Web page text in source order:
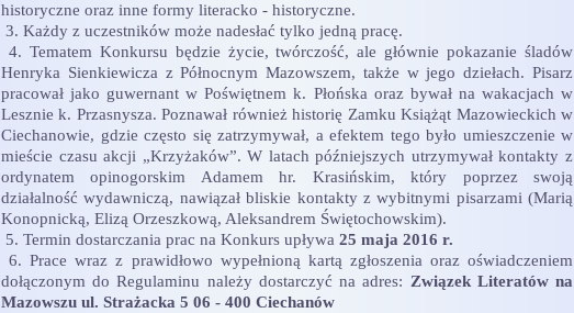
historyczne oraz inne formy literacko - historyczne.
3. Każdy z uczestników może nadesłać tylko jedną pracę.
4. Tematem Konkursu będzie życie, twórczość, ale głównie pokazanie śladów
Henryka Sienkiewicza z Północnym Mazowszem, także w jego dziełach. Pisarz
pracował jako guwernant w Poświętnem k. Płońska oraz bywał na wakacjach w
Lesznie k. Przasnysza. Poznawał również historię Zamku Książąt Mazowieckich w
Ciechanowie, gdzie często się zatrzymywał, a efektem tego było umieszczenie w
mieście czasu akcji „Krzyżaków”. W latach późniejszych utrzymywał kontakty z
ordynatem opinogorskim Adamem hr. Krasińskim, który poprzez swoją
działalność wydawniczą, nawiązał bliskie kontakty z wybitnymi pisarzami (Marią
Konopnicką, Elizą Orzeszkową, Aleksandrem Świętochowskim).
5. Termin dostarczania prac na Konkurs upływa 25 maja 2016 r.
6. Prace wraz z prawidłowo wypełnioną kartą zgłoszenia oraz oświadczeniem
dołączonym do Regulaminu należy dostarczyć na adres: Związek Literatów na
Mazowszu ul. Strażacka 5 06 - 400 Ciechanów